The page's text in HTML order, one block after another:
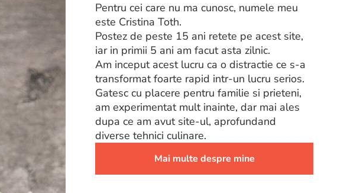
Pentru cei care nu ma cunosc, numele meu
este Cristina Toth.
Postez de peste 15 ani retete pe acest site,
iar in primii 5 ani am facut asta zilnic.
Am inceput acest lucru ca o distractie ce s-a
transformat foarte rapid intr-un lucru serios.
Gatesc cu placere pentru familie si prieteni,
am experimentat mult inainte, dar mai ales
dupa ce am avut site-ul, aprofundand
diverse tehnici culinare.
Mai multe despre mine